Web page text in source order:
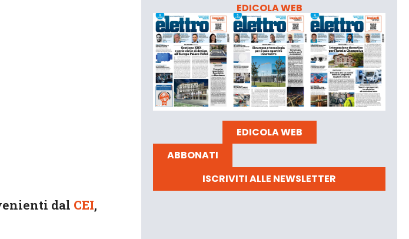
dal CEI,
EDICOLA WEB
EDICOLA WEB
ABBONATI
ISCRIVITI ALLE NEWSLETTER